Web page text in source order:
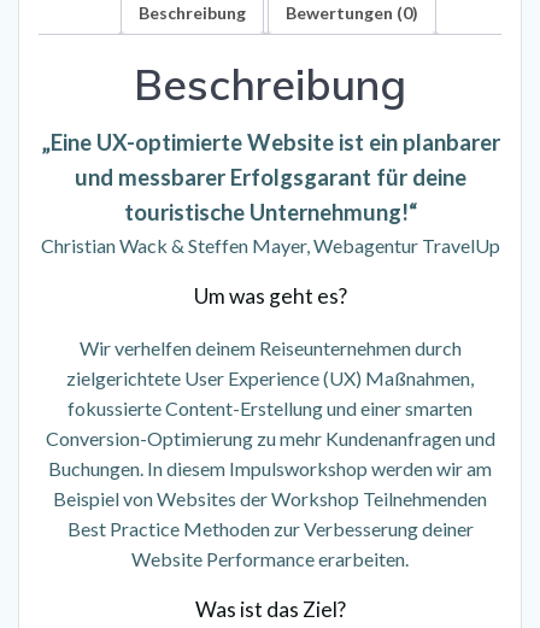
Beschreibung Bewertungen (0)
Beschreibung
„Eine UX-optimierte Website ist ein planbarer
und messbarer Erfolgsgarant für deine
touristische Unternehmung!“
Christian Wack & Steffen Mayer, Webagentur TravelUp
Um was geht es?
Wir verhelfen deinem Reiseunternehmen durch
zielgerichtete User Experience (UX) Maßnahmen,
fokussierte Content-Erstellung und einer smarten
Conversion-Optimierung zu mehr Kundenanfragen und
Buchungen. In diesem Impulsworkshop werden wir am
Beispiel von Websites der Workshop Teilnehmenden
Best Practice Methoden zur Verbesserung deiner
Website Performance erarbeiten.
Was ist das Ziel?